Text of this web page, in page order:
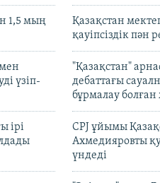
1,5 мың
Қазақстан
қауіпсіздік пән
үзіп-
"Қазақстан"
дебаттағы
бұрмалау болған
ірі
CPJ ұйымы
Ахмедияровты
үндеді